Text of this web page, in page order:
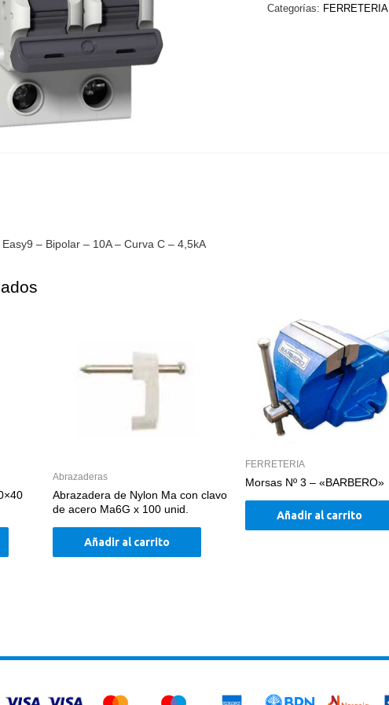
Categorías: FERRETERIA,
– Bipolar – 10A – Curva C – 4,5kA
Abrazaderas
Abrazadera de Nylon Ma con clavo
de acero Ma6G x 100 unid.
Añadir al carrito
FERRETERIA
Morsas Nº 3 – «BARBERO»
Añadir al carrito